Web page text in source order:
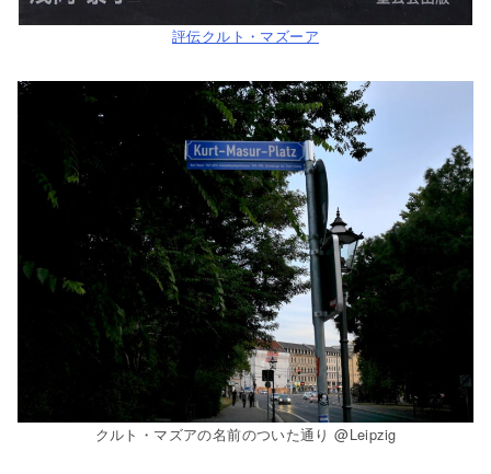
評伝クルト・マズーア
クルト・マズアの名前のついた通り @Leipzig